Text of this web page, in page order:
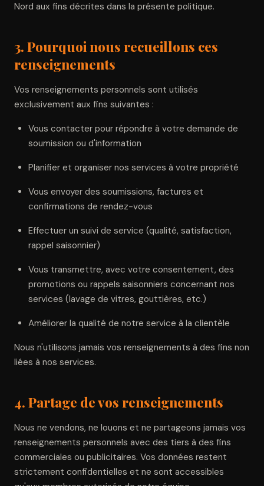
Nord aux fins décrites dans la présente politique.
3. Pourquoi nous recueillons ces
renseignements
Vos renseignements personnels sont utilisés
exclusivement aux fins suivantes :
Vous contacter pour répondre à votre demande de
soumission ou d'information
Planifier et organiser nos services à votre propriété
Vous envoyer des soumissions, factures et
confirmations de rendez-vous
Effectuer un suivi de service (qualité, satisfaction,
rappel saisonnier)
Vous transmettre, avec votre consentement, des
promotions ou rappels saisonniers concernant nos
services (lavage de vitres, gouttières, etc.)
Améliorer la qualité de notre service à la clientèle
Nous n'utilisons jamais vos renseignements à des fins non
liées à nos services.
4. Partage de vos renseignements
Nous ne vendons, ne louons et ne partageons jamais vos
renseignements personnels avec des tiers à des fins
commerciales ou publicitaires. Vos données restent
strictement confidentielles et ne sont accessibles